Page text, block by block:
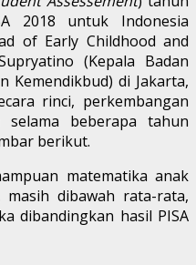
2018 untuk Indonesia
of Early Childhood and
(Kepala Badan
Kemendikbud) di Jakarta,
rinci, perkembangan
beberapa tahun
berikut.
matematika anak
dibawah rata-rata,
dibandingkan hasil PISA